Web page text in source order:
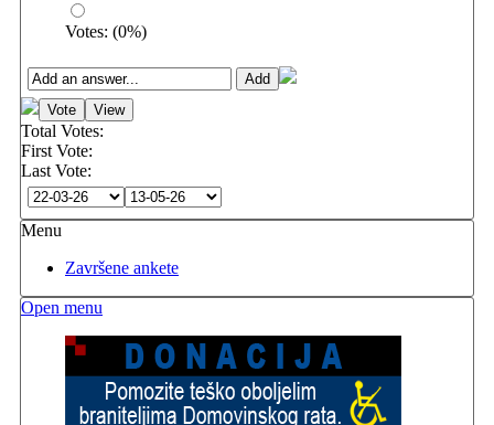
Votes: (0%)
Total Votes:
First Vote:
Last Vote:
Menu
Završene ankete
Open menu